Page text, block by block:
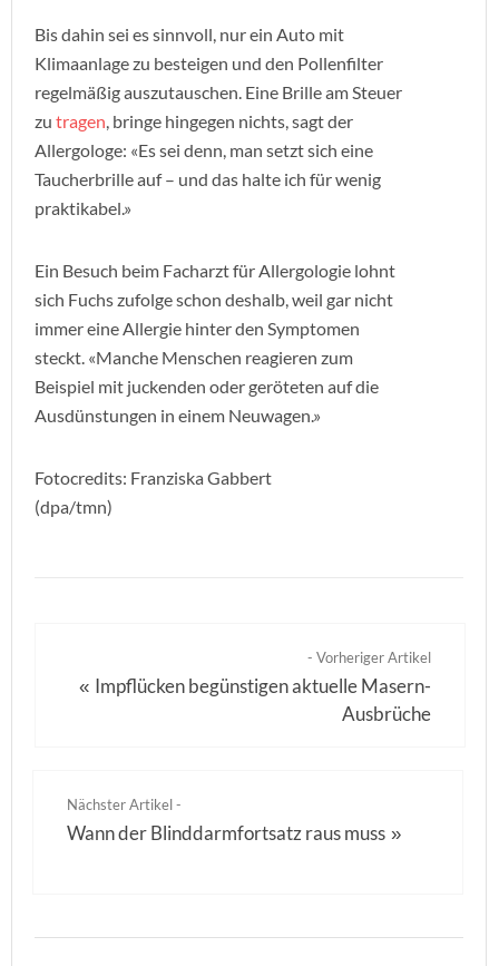
Bis dahin sei es sinnvoll, nur ein Auto mit
Klimaanlage zu besteigen und den Pollenfilter
regelmäßig auszutauschen. Eine Brille am Steuer
zu tragen, bringe hingegen nichts, sagt der
Allergologe: «Es sei denn, man setzt sich eine
Taucherbrille auf – und das halte ich für wenig
praktikabel.»
Ein Besuch beim Facharzt für Allergologie lohnt
sich Fuchs zufolge schon deshalb, weil gar nicht
immer eine Allergie hinter den Symptomen
steckt. «Manche Menschen reagieren zum
Beispiel mit juckenden oder geröteten auf die
Ausdünstungen in einem Neuwagen.»
Fotocredits: Franziska Gabbert
(dpa/tmn)
- Vorheriger Artikel
« Impflücken begünstigen aktuelle Masern-
Ausbrüche
Nächster Artikel -
Wann der Blinddarmfortsatz raus muss »